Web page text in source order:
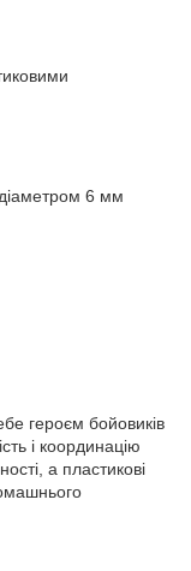
діаметром 6 мм
героєм бойовиків
і координацію
а пластикові